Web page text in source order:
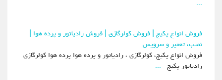
...
فروش انواع پکیج | فروش کولرگازی | فروش رادیاتور و پرده هوا |
نصب، تعمیر و سرویس
فروش انواع پکیج، کولرگازی ، رادیاتور و پرده هوا پرده هوا کولرگازی
رادیاتور پکیج ...